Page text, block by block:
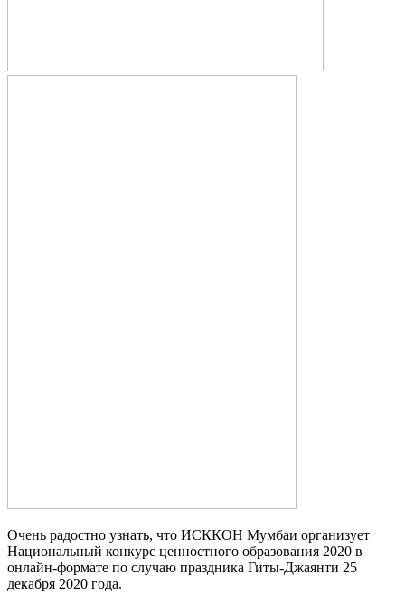
Очень радостно узнать, что ИСККОН Мумбаи организует
Национальный конкурс ценностного образования 2020 в
онлайн-формате по случаю праздника Гиты-Джаянти 25
декабря 2020 года.